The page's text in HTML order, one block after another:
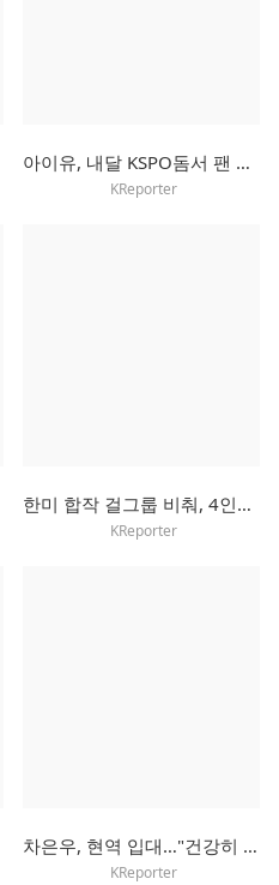
아이유, 내달 KSPO돔서 팬 미팅…"여름에 보내는 선선한 인사"
KReporter
한미 합작 걸그룹 비춰, 4인조 걸셋으로 새 출발
KReporter
차은우, 현역 입대…"건강히 잘 다녀오겠다"
KReporter